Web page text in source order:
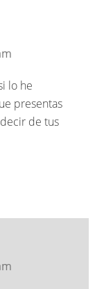
lo he
presentas
de tus